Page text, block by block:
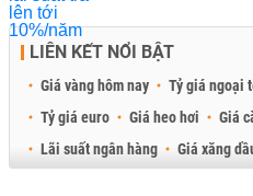
LIÊN KẾT NỔI BẬT
Giá vàng hôm nay Tỷ giá ngoại
Tỷ giá euro
Giá heo hơi Giá
Lãi suất ngân hàng
Giá xăng